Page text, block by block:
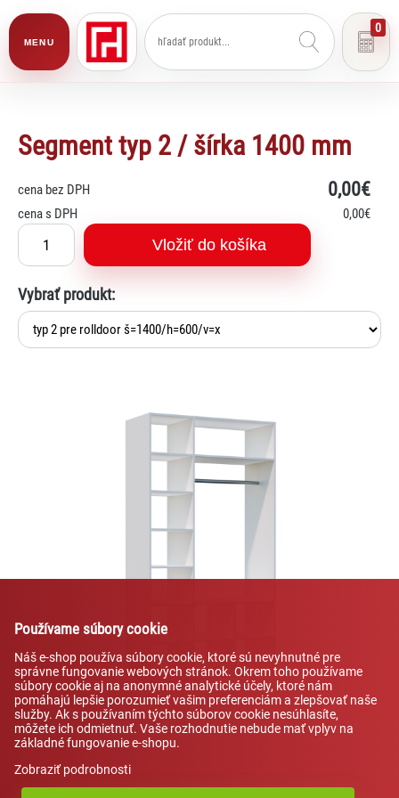
MENU
0
Segment typ 2 / šírka 1400 mm
cena bez DPH 0,00€
cena s DPH 0,00€
Vložiť do košíka
Vybrať produkt:
Používame súbory cookie
Náš e-shop používa súbory cookie, ktoré sú nevyhnutné pre
správne fungovanie webových stránok. Okrem toho používame
súbory cookie aj na anonymné analytické účely, ktoré nám
pomáhajú lepšie porozumieť vašim preferenciám a zlepšovať naše
služby. Ak s používaním týchto súborov cookie nesúhlasíte,
môžete ich odmietnuť. Vaše rozhodnutie nebude mať vplyv na
základné fungovanie e-shopu.
Zobraziť podrobnosti
Lexi
vybavenie tried